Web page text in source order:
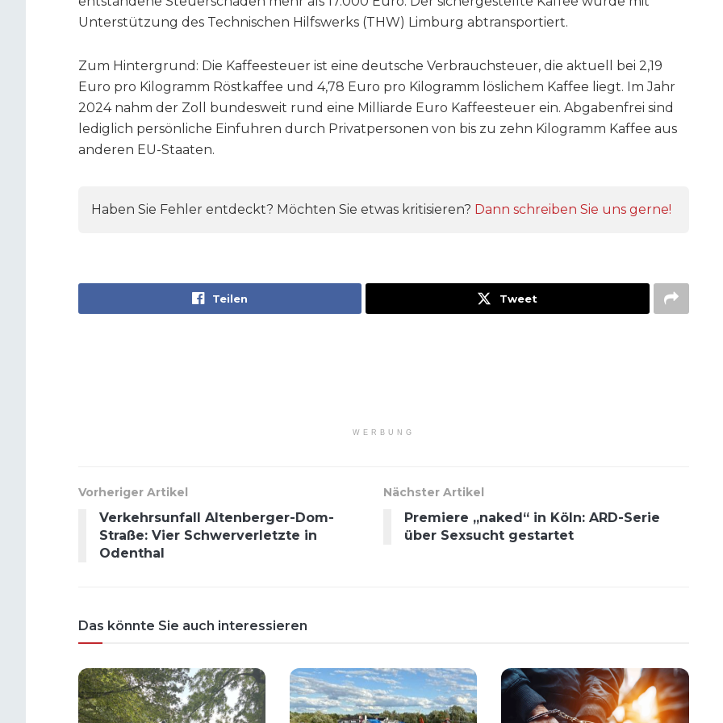
Unterstützung des Technischen Hilfswerks (THW) Limburg abtransportiert.
Zum Hintergrund: Die Kaffeesteuer ist eine deutsche Verbrauchsteuer, die aktuell bei 2,19
Euro pro Kilogramm Röstkaffee und 4,78 Euro pro Kilogramm löslichem Kaffee liegt. Im Jahr
2024 nahm der Zoll bundesweit rund eine Milliarde Euro Kaffeesteuer ein. Abgabenfrei sind
lediglich persönliche Einfuhren durch Privatpersonen von bis zu zehn Kilogramm Kaffee aus
anderen EU-Staaten.
Haben Sie Fehler entdeckt? Möchten Sie etwas kritisieren? Dann schreiben Sie uns gerne!
Teilen Tweet
WERBUNG
Vorheriger Artikel
Verkehrsunfall Altenberger-Dom-
Straße: Vier Schwerverletzte in
Odenthal
Nächster Artikel
Premiere „naked“ in Köln: ARD-Serie
über Sexsucht gestartet
Das könnte Sie auch interessieren